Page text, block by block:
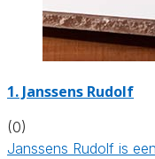
1. Janssens Rudolf
(0)
Janssens Rudolf is